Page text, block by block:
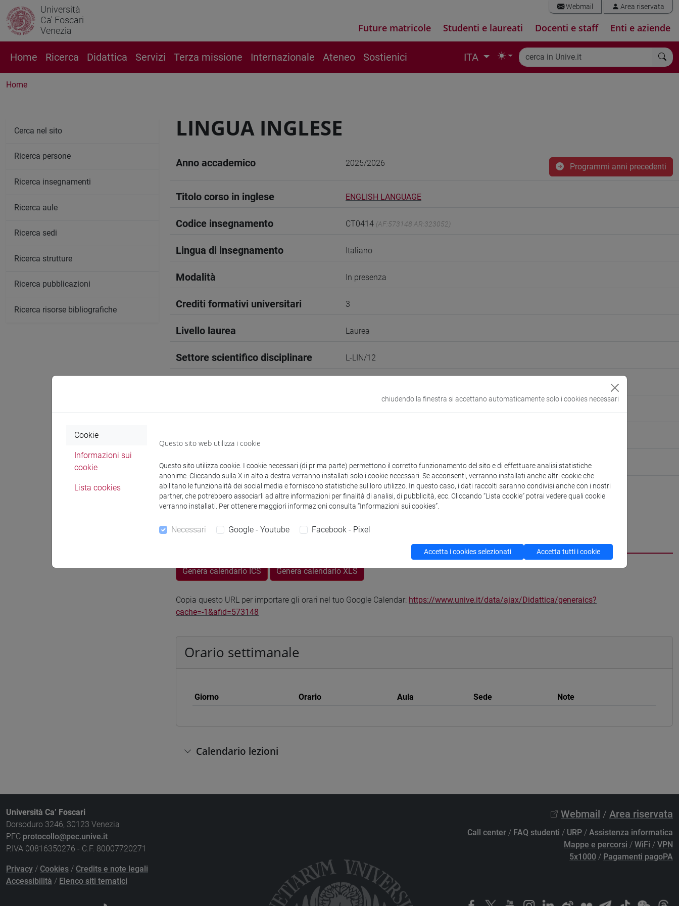
Università
Ca' Foscari
Venezia
Webmail Area riservata
Future matricole Studenti e laureati Docenti e staff Enti e aziende
Home Ricerca Didattica Servizi Terza missione Internazionale Ateneo Sostienici ITA
Home
LINGUA INGLESE
Anno accademico 2025/2026 Programmi anni precedenti
Titolo corso in inglese ENGLISH LANGUAGE
Codice insegnamento CT0414 (AF:573148 AR:323052)
Lingua di insegnamento Italiano
Modalità In presenza
Crediti formativi universitari 3
Livello laurea Laurea
Settore scientifico disciplinare L-LIN/12
Anno corso 1
Sede
Spazio Moodle Link allo spazio del corso
Docenti e corsi di laurea Programma
Genera calendario ICS Genera calendario XLS
Copia questo URL per importare gli orari nel tuo Google Calendar: https://www.unive.it/data/ajax/Didattica/generaics?
cache=-1&afid=573148
Orario settimanale
Giorno Orario Aula Sede Note
Calendario lezioni
Cerca nel sito
Ricerca persone
Ricerca insegnamenti
Ricerca aule
Ricerca sedi
Ricerca strutture
Ricerca pubblicazioni
Ricerca risorse bibliografiche
Università Ca’ Foscari
Dorsoduro 3246, 30123 Venezia
PEC protocollo@pec.unive.it
P.IVA 00816350276 - C.F. 80007720271
Privacy / Cookies / Credits e note legali
Accessibilità / Elenco siti tematici
Webmail / Area riservata
Call center / FAQ studenti / URP / Assistenza informatica
Mappe e percorsi / WiFi / VPN
5x1000 / Pagamenti pagoPA
chiudendo la finestra si accettano automaticamente solo i cookies necessari
Cookie
Informazioni sui
cookie
Lista cookies
Questo sito web utilizza i cookie
Questo sito utilizza cookie. I cookie necessari (di prima parte) permettono il corretto funzionamento del sito e di effettuare analisi statistiche
anonime. Cliccando sulla X in alto a destra verranno installati solo i cookie necessari. Se acconsenti, verranno installati anche altri cookie che
abilitano le funzionalità dei social media e forniscono statistiche sul loro utilizzo. In questo caso, i dati raccolti saranno condivisi anche con i nostri
partner, che potrebbero associarli ad altre informazioni per finalità di analisi, di pubblicità, ecc. Cliccando “Lista cookie” potrai vedere quali cookie
verranno installati. Per ottenere maggiori informazioni consulta “Informazioni sui cookies”.
Necessari Google - Youtube Facebook - Pixel
Accetta i cookies selezionati Accetta tutti i cookie